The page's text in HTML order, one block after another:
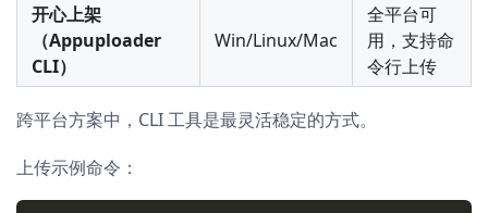
开心上架
（Appuploader
CLI）
Win/Linux/Mac
全平台可
用，支持命
令行上传
跨平台方案中，CLI 工具是最灵活稳定的方式。
上传示例命令：